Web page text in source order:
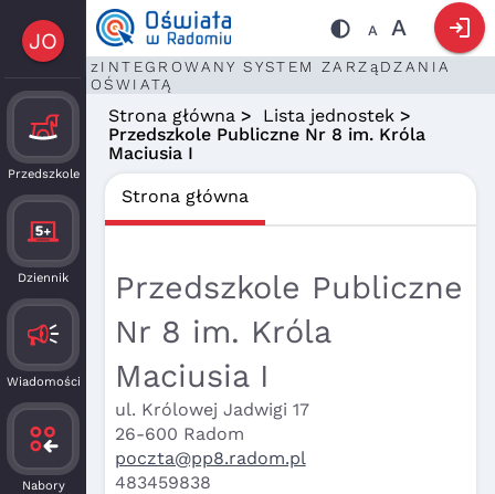
JO
Przedszkole
Dziennik
Wiadomości
Nabory
A A login
zINTEGROWANY SYSTEM ZARZąDZANIA
OŚWIATĄ
Strona główna> Lista jednostek>
Przedszkole Publiczne Nr 8 im. Króla
Maciusia I
Strona główna
Przedszkole Publiczne
Nr 8 im. Króla
Maciusia I
ul. Królowej Jadwigi 17
26-600 Radom
poczta@pp8.radom.pl
483459838